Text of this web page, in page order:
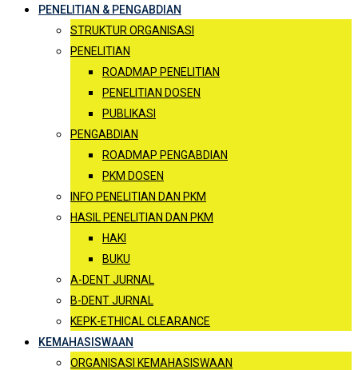
PENELITIAN & PENGABDIAN
STRUKTUR ORGANISASI
PENELITIAN
ROADMAP PENELITIAN
PENELITIAN DOSEN
PUBLIKASI
PENGABDIAN
ROADMAP PENGABDIAN
PKM DOSEN
INFO PENELITIAN DAN PKM
HASIL PENELITIAN DAN PKM
HAKI
BUKU
A-DENT JURNAL
B-DENT JURNAL
KEPK-ETHICAL CLEARANCE
KEMAHASISWAAN
ORGANISASI KEMAHASISWAAN